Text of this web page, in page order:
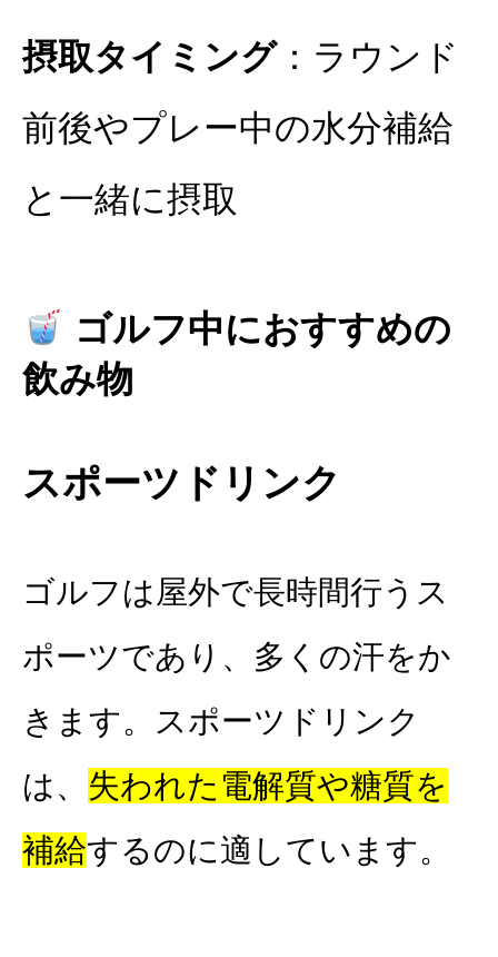
摂取タイミング：ラウンド
前後やプレー中の水分補給
と一緒に摂取
ゴルフ中におすすめの
飲み物
スポーツドリンク
ゴルフは屋外で長時間行うス
ポーツであり、多くの汗をか
きます。スポーツドリンク
は、 失われた電解質や糖質を
補給するのに適しています。